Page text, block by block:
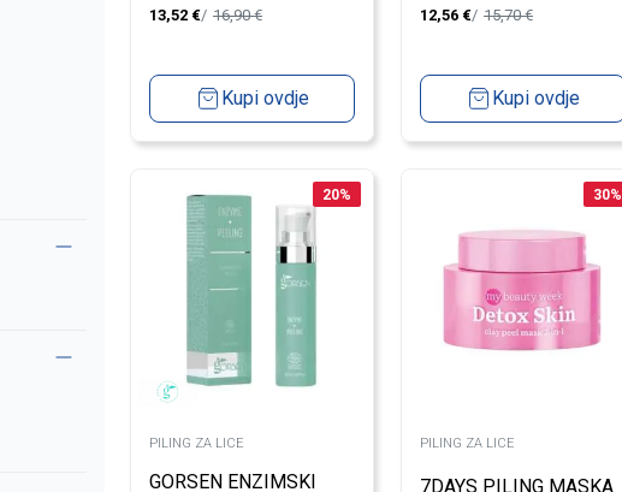
13,52 € 16,90€
Kupi ovdje
12,56 € 15,70€
Kupi ovdje
20%
PILING ZA LICE
GORSEN ENZIMSKI
30%
PILING ZA LICE
7DAYS PILING MASKA